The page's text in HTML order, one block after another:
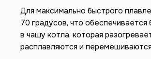
Для максимально быстрого
70 градусов, что
в чашу котла, которая
расплавляются и